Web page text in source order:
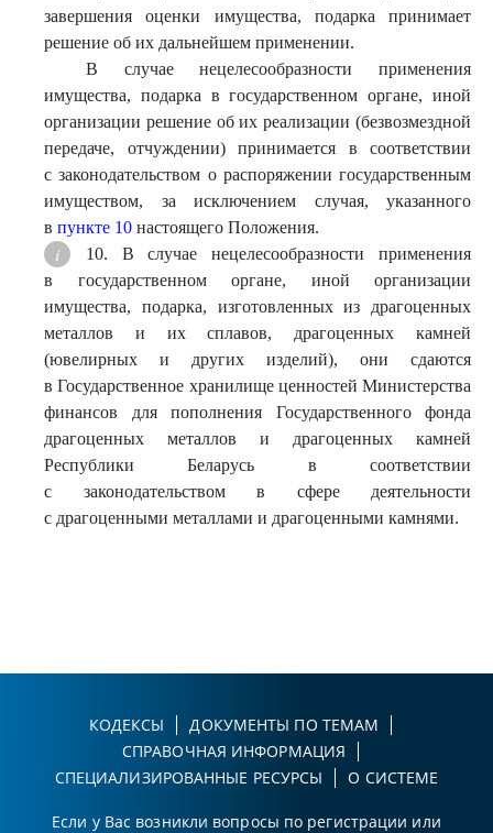
завершения оценки имущества, подарка принимает
решение об их дальнейшем применении.
В случае нецелесообразности применения
имущества, подарка в государственном органе, иной
организации решение об их реализации (безвозмездной
передаче, отчуждении) принимается в соответствии
с законодательством о распоряжении государственным
имуществом, за исключением случая, указанного
в пункте 10 настоящего Положения.
10. В случае нецелесообразности применения
в государственном органе, иной организации
имущества, подарка, изготовленных из драгоценных
металлов и их сплавов, драгоценных камней
(ювелирных и других изделий), они сдаются
в Государственное хранилище ценностей Министерства
финансов для пополнения Государственного фонда
драгоценных металлов и драгоценных камней
Республики Беларусь в соответствии
с законодательством в сфере деятельности
с драгоценными металлами и драгоценными камнями.
КОДЕКСЫ
ДОКУМЕНТЫ ПО ТЕМАМ
СПРАВОЧНАЯ ИНФОРМАЦИЯ
СПЕЦИАЛИЗИРОВАННЫЕ РЕСУРСЫ
О СИСТЕМЕ
Если у Вас возникли вопросы по регистрации или